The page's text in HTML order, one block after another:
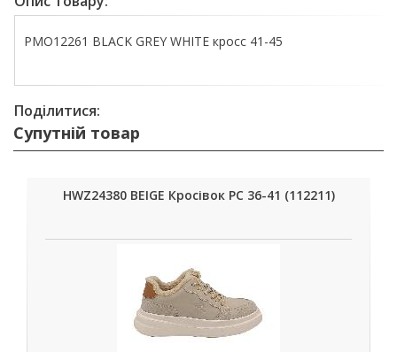
PMO12261 BLACK GREY WHITE кросс 41-45
Поділитися:
Супутній товар
HWZ24380 BEIGE Кросівок РС 36-41 (112211)